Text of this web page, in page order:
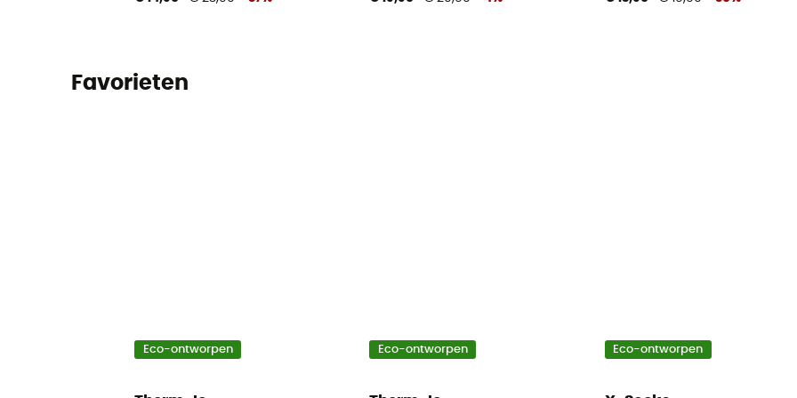
Favorieten
Eco-ontworpen Eco-ontworpen Eco-ontworpen